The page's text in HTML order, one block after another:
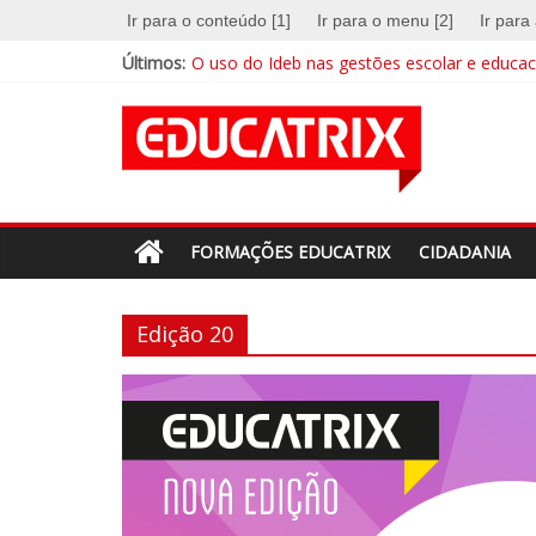
Ir para o conteúdo [1] Ir para o menu [2] Ir para
Últimos: O uso do Ideb nas gestões escolar e
EDUCATRIX 28 | Baixe já a nova edição
Mentalidades matemáticas: a abordagem
Educação integral cresce no país e busca
Revista
Educatrix
–
Editora
Moderna
Estamos
constante
FORMAÇÕES EDUCATRIX CIDADANIA
Edição 20